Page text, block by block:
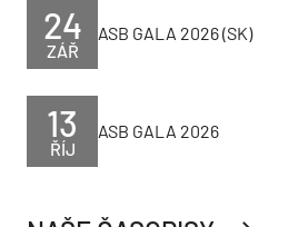
ZÁŘ
24 ASB GALA 2026 (SK)
ŘÍJ
13 ASB GALA 2026